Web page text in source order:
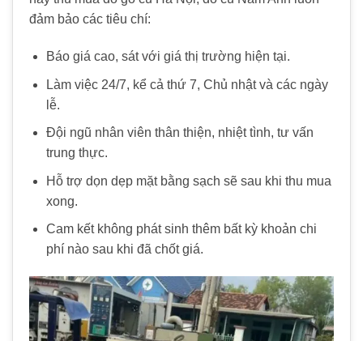
đảm bảo các tiêu chí:
Báo giá cao, sát với giá thị trường hiện tại.
Làm việc 24/7, kể cả thứ 7, Chủ nhật và các ngày
lễ.
Đội ngũ nhân viên thân thiện, nhiệt tình, tư vấn
trung thực.
Hỗ trợ dọn dẹp mặt bằng sạch sẽ sau khi thu mua
xong.
Cam kết không phát sinh thêm bất kỳ khoản chi
phí nào sau khi đã chốt giá.